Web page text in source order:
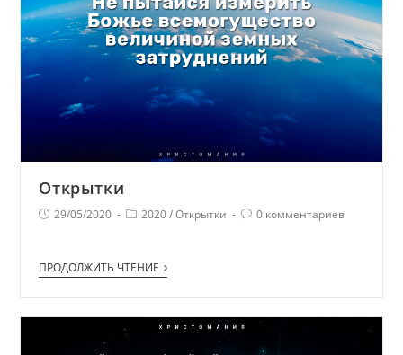
Открытки
29/05/2020 2020 / Открытки 0 комментариев
ПРОДОЛЖИТЬ ЧТЕНИЕ